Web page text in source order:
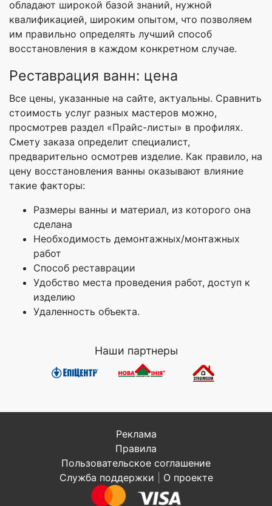
обладают широкой базой знаний, нужной
квалификацией, широким опытом, что позволяем
им правильно определять лучший способ
восстановления в каждом конкретном случае.
Реставрация ванн: цена
Все цены, указанные на сайте, актуальны. Сравнить
стоимость услуг разных мастеров можно,
просмотрев раздел «Прайс-листы» в профилях.
Смету заказа определит специалист,
предварительно осмотрев изделие. Как правило, на
цену восстановления ванны оказывают влияние
такие факторы:
Размеры ванны и материал, из которого она
сделана
Необходимость демонтажных/монтажных
работ
Способ реставрации
Удобство места проведения работ, доступ к
изделию
Удаленность объекта.
Наши партнеры
Реклама
Правила
Пользовательское соглашение
Служба поддержки
О проекте